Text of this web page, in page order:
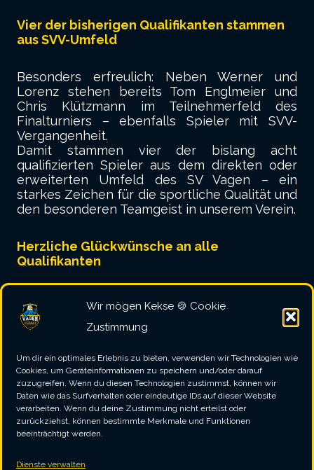
Wir mögen Kekse 🍪 Cookie
Zustimmung
Um dir ein optimales Erlebnis zu bieten, verwenden wir Technologien wie
Cookies, um Geräteinformationen zu speichern und/oder darauf
zuzugreifen. Wenn du diesen Technologien zustimmst, können wir
Daten wie das Surfverhalten oder eindeutige IDs auf dieser Website
verarbeiten. Wenn du deine Zustimmung nicht erteilst oder
zurückziehst, können bestimmte Merkmale und Funktionen
beeinträchtigt werden.
Dienste verwalten
Vier der bisherigen Qualifikanten stammen
aus SVV-Umfeld
Besonders erfreulich: Neben Werner und
Lorenz stehen bereits Tom Englmeier und
Chris Klützmann im Teilnehmerfeld des
Finalturniers – ebenfalls Spieler mit SVV-
Vergangenheit.
Damit stammen vier der bislang acht
qualifizierten Spieler aus dem direkten oder
erweiterten Umfeld des SV Vagen – ein
starkes Zeichen für die sportliche Qualität und
den besonderen Teamgeist in unserem Verein.
Herzliche Glückwünsche an alle
Qualifikanten
Wir gratulieren Werner und Lorenz sehr
herzlich zu ihrem herausragenden Auftritt und
der souveränen Qualifikation für die S-Bahn
einmal mehr großartig vertreten!
Ebenso freuen wir uns riesig über die bereits
qualifizierten Tom und Chris – gemeinsam
drückt euch der gesamte SVV für das Finale
fest die Daumen.